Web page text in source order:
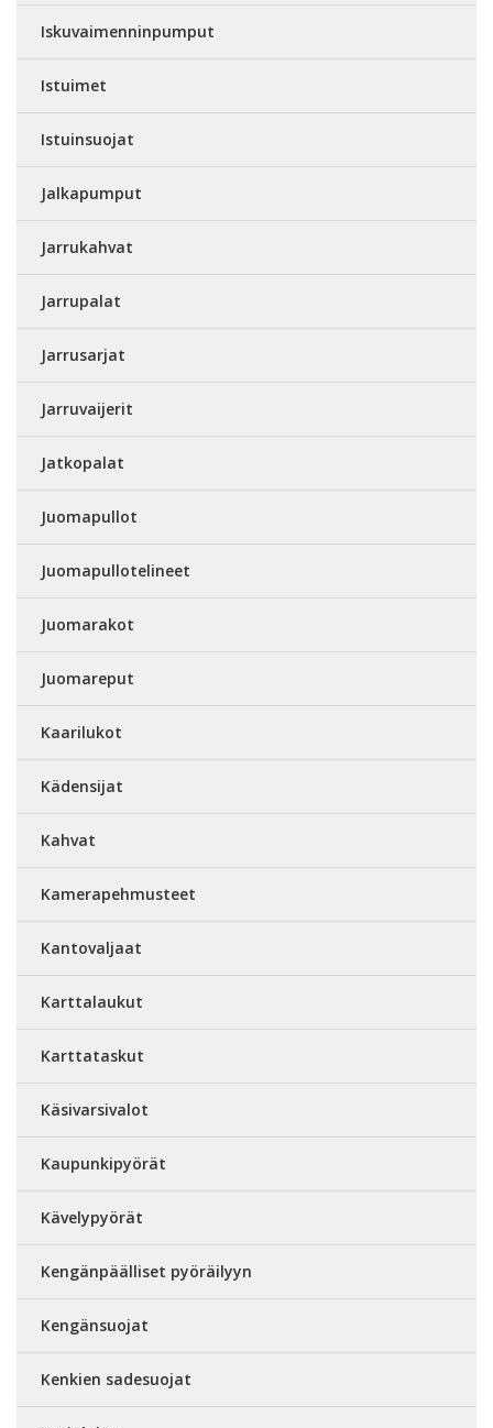
Iskuvaimenninpumput
Istuimet
Istuinsuojat
Jalkapumput
Jarrukahvat
Jarrupalat
Jarrusarjat
Jarruvaijerit
Jatkopalat
Juomapullot
Juomapullotelineet
Juomarakot
Juomareput
Kaarilukot
Kädensijat
Kahvat
Kamerapehmusteet
Kantovaljaat
Karttalaukut
Karttataskut
Käsivarsivalot
Kaupunkipyörät
Kävelypyörät
Kengänpäälliset pyöräilyyn
Kengänsuojat
Kenkien sadesuojat